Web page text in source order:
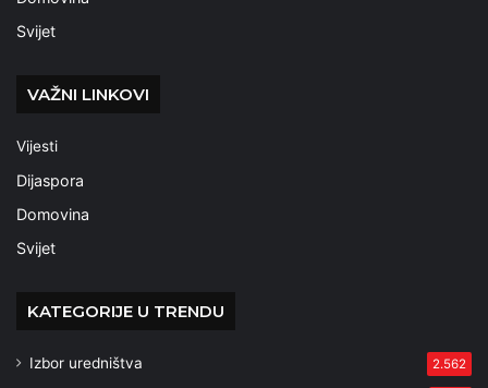
Svijet
VAŽNI LINKOVI
Vijesti
Dijaspora
Domovina
Svijet
KATEGORIJE U TRENDU
Izbor uredništva 2.562